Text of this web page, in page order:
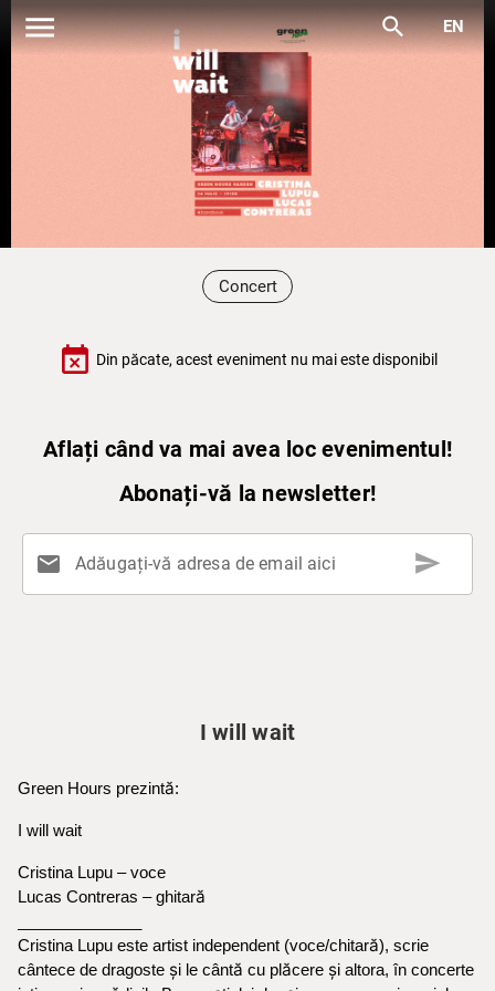
menu search EN
Concert
event_busy Din păcate, acest eveniment nu mai este disponibil
Aflați când va mai avea loc evenimentul!
Abonați-vă la newsletter!
mail Adăugați-vă adresa de email aici send
I will wait
Green Hours prezintă:
I will wait
Cristina Lupu – voce
Lucas Contreras – ghitară
Cristina Lupu este artist independent (voce/chitară), scrie
cântece de dragoste și le cântă cu plăcere și altora, în concerte